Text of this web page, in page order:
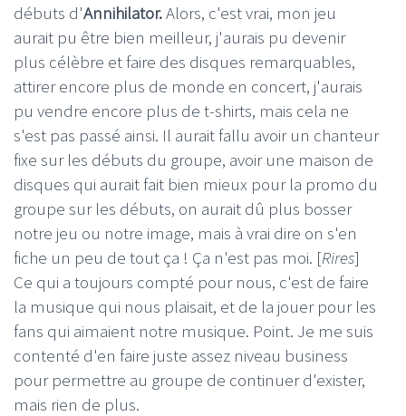
débuts d'Annihilator.Alors, c'est vrai, mon jeu
aurait pu être bien meilleur, j'aurais pu devenir
plus célèbre et faire des disques remarquables,
attirer encore plus de monde en concert, j'aurais
pu vendre encore plus de t-shirts, mais cela ne
s'est pas passé ainsi. Il aurait fallu avoir un chanteur
fixe sur les débuts du groupe, avoir une maison de
disques qui aurait fait bien mieux pour la promo du
groupe sur les débuts, on aurait dû plus bosser
notre jeu ou notre image, mais à vrai dire on s'en
fiche un peu de tout ça ! Ça n'est pas moi. [Rires]
Ce qui a toujours compté pour nous, c'est de faire
la musique qui nous plaisait, et de la jouer pour les
fans qui aimaient notre musique. Point. Je me suis
contenté d'en faire juste assez niveau business
pour permettre au groupe de continuer d'exister,
mais rien de plus.